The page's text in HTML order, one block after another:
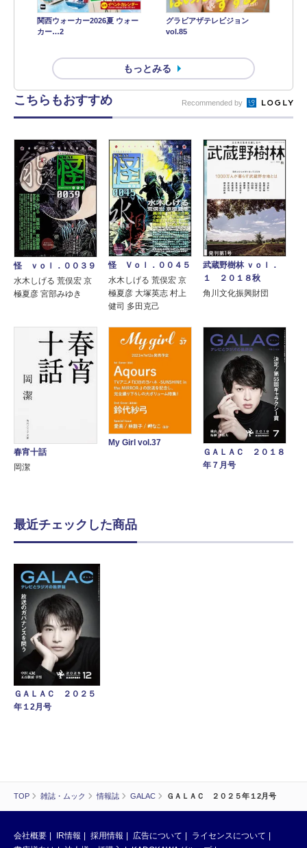
TOP 雑誌・ムック 情報誌 GALAC ＧＡＬＡＣ ２０２５年１2月号
関西ウォーカー2026夏 ウォー
カー…2
グラビアザテレビジョン
vol.85
もっとみる
こちらもおすすめ Recommended by
怪 ｖｏｌ．００３９
水木しげる 荒俣宏 京
極夏彦 宮部みゆき
怪 Ｖｏｌ．００４５
水木しげる 荒俣宏 京
極夏彦 大塚英志 村上
健司 多田克己
武蔵野樹林 ｖｏｌ．
１ ２０１８秋
角川文化振興財団
春宵十話
岡潔
My Girl vol.37
ＧＡＬＡＣ ２０１８
年７月号
最近チェックした商品
ＧＡＬＡＣ ２０２５
年１2月号
会社概要 IR情報 採用情報 広告について
ライセンスについて